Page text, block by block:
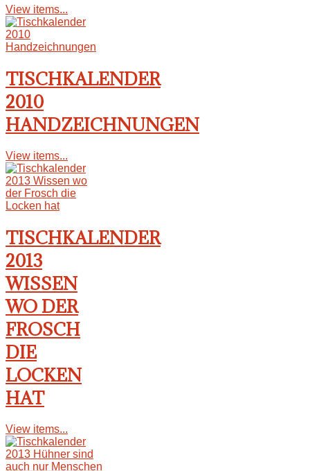
View items...
TISCHKALENDER
2010
HANDZEICHNUNGEN
View items...
TISCHKALENDER
2013
WISSEN
WO DER
FROSCH
DIE
LOCKEN
HAT
View items...